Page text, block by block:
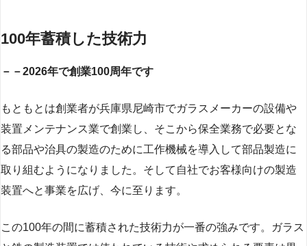
100年蓄積した技術力
－－2026年で創業100周年です
もともとは創業者が兵庫県尼崎市でガラスメーカーの設備や
装置メンテナンス業で創業し、そこから保全業務で必要とな
る部品や治具の製造のために工作機械を導入して部品製造に
取り組むようになりました。そして自社でお客様向けの製造
装置へと事業を広げ、今に至ります。
この100年の間に蓄積された技術力が一番の強みです。ガラス